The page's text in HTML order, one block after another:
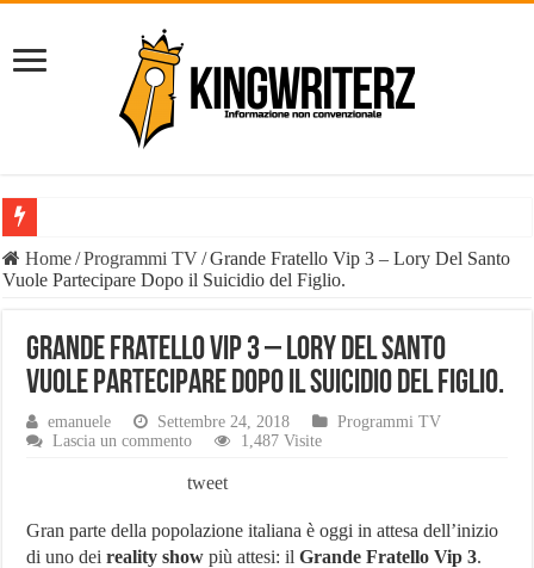
Il Diavolo: chi è davvero il fenomeno social e perché il suo nome è
È vero il patrimonio del Diavolo Luca Di Carlo, il fenomeno esploso
Liste Telemarketing: TeleLead.it e Leadify.cloud tra le migliori
Pasta Busiate: il simbolo della tradizione trapanese
Tutte le casistiche di Risarcimento Danni Incidente Stradale
Orologio più costoso al mondo
Home/Programmi TV/Grande Fratello Vip 3 – Lory Del Santo
Vuole Partecipare Dopo il Suicidio del Figlio.
Grande Fratello Vip 3 – Lory Del Santo
Vuole Partecipare Dopo il Suicidio del Figlio.
emanuele Settembre 24, 2018
Programmi TV
Lascia un commento
1,487 Visite
tweet
Gran parte della popolazione italiana è oggi in attesa dell’inizio
di uno deireality show più attesi: ilGrande Fratello Vip 3.